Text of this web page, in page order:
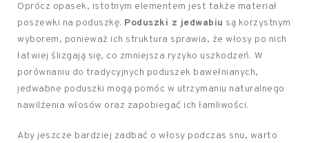
Oprócz opasek, istotnym elementem jest także materiał
poszewki na poduszkę. Poduszki z jedwabiu są korzystnym
wyborem, ponieważ ich struktura sprawia, że włosy po nich
łatwiej ślizgają się, co zmniejsza ryzyko uszkodzeń. W
porównaniu do tradycyjnych poduszek bawełnianych,
jedwabne poduszki mogą pomóc w utrzymaniu naturalnego
nawilżenia włosów oraz zapobiegać ich łamliwości.
Aby jeszcze bardziej zadbać o włosy podczas snu, warto